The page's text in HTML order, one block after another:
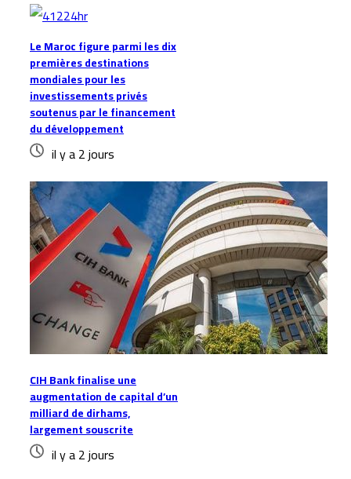
Le Maroc figure parmi les dix
premières destinations
mondiales pour les
investissements privés
soutenus par le financement
du développement
il y a 2 jours
CIH Bank finalise une
augmentation de capital d’un
milliard de dirhams,
largement souscrite
il y a 2 jours